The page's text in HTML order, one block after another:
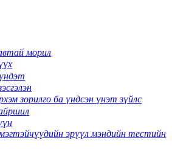
морил
зорилго ба үндсэн үнэт зүйлс
эрүүл мэндийн тестийн